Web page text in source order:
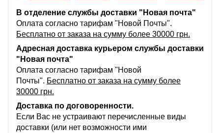
В отделение службы доставки "Новая почта"
Оплата согласно тарифам "Новой Почты".
Бесплатно от заказа на сумму более 30000 грн.
Адресная доставка курьером службы доставки
"Новая почта"
Оплата согласно тарифам "Новой
Почты". Бесплатно от заказа на сумму более
30000 грн.
Доставка по договоренности.
Если Вас не устраивают перечисленные виды
доставки (или нет возможности ими